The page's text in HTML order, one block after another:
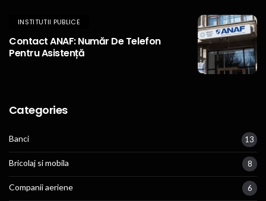
INSTITUTII PUBLICE
Contact ANAF: Număr De Telefon
Pentru Asistență
Categories
Banci 13
Bricolaj si mobila 8
Companii aeriene 6